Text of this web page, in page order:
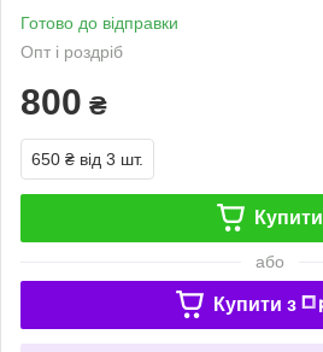
Готово до відправки
Опт і роздріб
800 ₴
650 ₴ від 3 шт.
Купити
або
Купити з